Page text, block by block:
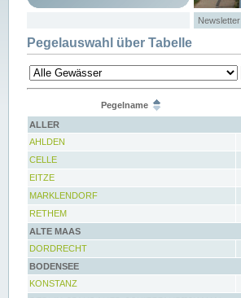
Newsletter
Pegelauswahl über Tabelle
Pegelname
ALLER
AHLDEN
CELLE
EITZE
MARKLENDORF
RETHEM
ALTE MAAS
DORDRECHT
BODENSEE
KONSTANZ